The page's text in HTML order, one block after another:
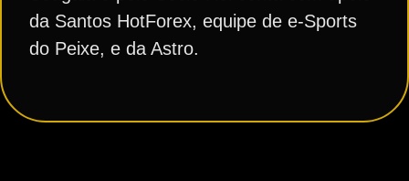
da Santos HotForex, equipe de e-Sports
do Peixe, e da Astro.